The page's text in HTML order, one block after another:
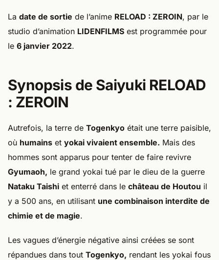
La date de sortie de l’anime RELOAD : ZEROIN, par le
studio d’animation LIDENFILMS est programmée pour
le 6 janvier 2022.
Synopsis de Saiyuki RELOAD
: ZEROIN
Autrefois, la terre de Togenkyo était une terre paisible,
où humains et yokai vivaient ensemble. Mais des
hommes sont apparus pour tenter de faire revivre
Gyumaoh, le grand yokai tué par le dieu de la guerre
Nataku Taishi et enterré dans le château de Houtou il
y a 500 ans, en utilisant une combinaison interdite de
chimie et de magie.
Les vagues d’énergie négative ainsi créées se sont
répandues dans tout Togenkyo, rendant les yokai fous